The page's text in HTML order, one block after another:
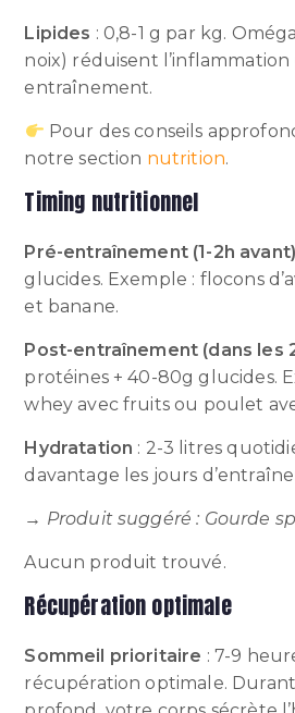
Lipides : 0,8-1 g par kg.
noix) réduisent l’inflammation
entraînement.
Pour des conseils
notre section nutrition.
Timing nutritionnel
Pré-entraînement (1-2h avant)
glucides. Exemple : flocons
et banane.
Post-entraînement (dans les
protéines + 40-80g glucides.
whey avec fruits ou poulet
Hydratation : 2-3 litres
davantage les jours
→ Produit suggéré : Gourde
Aucun produit trouvé.
Récupération optimale
Sommeil prioritaire : 7-9
récupération optimale. Durant